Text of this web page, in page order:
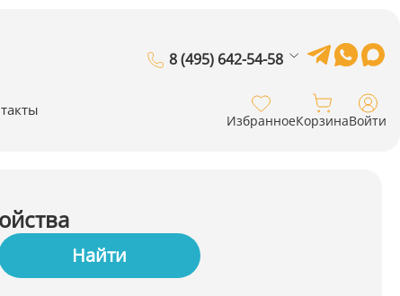
8 (495) 642-54-58
ИзбранноеКорзинаВойти
Найти